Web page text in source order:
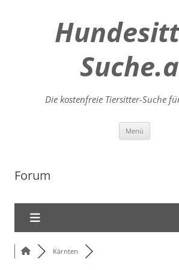
Die kostenfreie Tiersitter-Suche
Menü
Forum
Kärnten